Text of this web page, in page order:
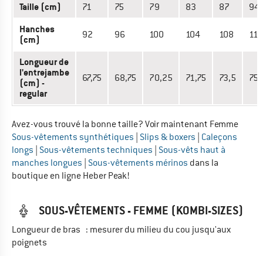
Taille (cm) 71 75 79 83 87 94
Hanches
(cm)
92 96 100 104 108 114
Longueur de
l'entrejambe
(cm) -
regular
67,75 68,75 70,25 71,75 73,5
Avez-vous trouvé la bonne taille? Voir maintenant Femme
Sous-vêtements synthétiques Slips & boxers Caleçons
longs Sous-vêtements techniques Sous-vêts haut à
manches longues Sous-vêtements mérinos dans la
boutique en ligne Heber Peak!
SOUS-VÊTEMENTS - FEMME (KOMBI-SIZES)
Longueur de bras : mesurer du milieu du cou jusqu'aux
poignets